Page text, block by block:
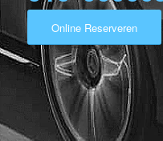
Online Reserveren